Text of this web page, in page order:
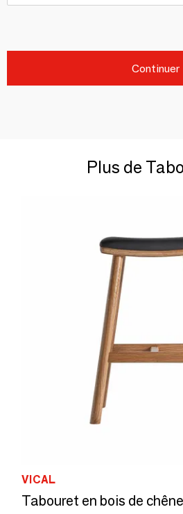
Continuer
Plus de
VICAL